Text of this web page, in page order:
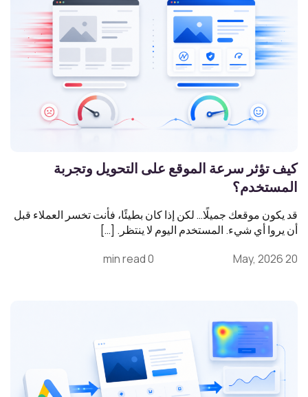
كيف تؤثر سرعة الموقع على التحويل وتجربة
المستخدم؟
قد يكون موقعك جميلًا… لكن إذا كان بطيئًا، فأنت تخسر العملاء قبل
أن يروا أي شيء. المستخدم اليوم لا ينتظر. […]
20 May, 2026
0 min read